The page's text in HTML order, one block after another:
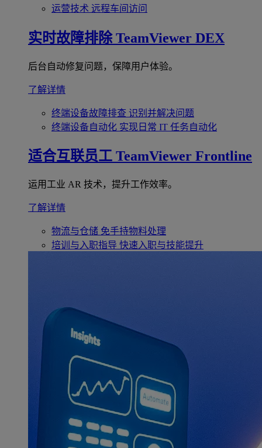
运营技术 远程车间访问
实时故障排除 TeamViewer DEX
后台自动修复问题，保障用户体验。
了解详情
终端设备故障排查 识别并解决问题
终端设备自动化 实现日常 IT 任务自动化
适合互联员工 TeamViewer Frontline
运用工业 AR 技术，提升工作效率。
了解详情
物流与仓储 免手持物料处理
培训与入职指导 快速入职与技能提升